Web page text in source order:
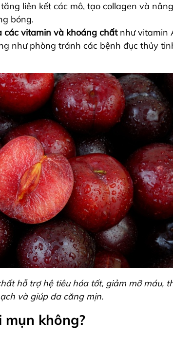
liên kết các mô, tạo collagen và
bóng.
các vitamin và khoáng chấtnhư vitamin
như phòng tránh các bệnh đục thủy
hỗ trợ hệ tiêu hóa tốt, giảm mỡ máu,
và giúp da căng mịn.
mụn không?